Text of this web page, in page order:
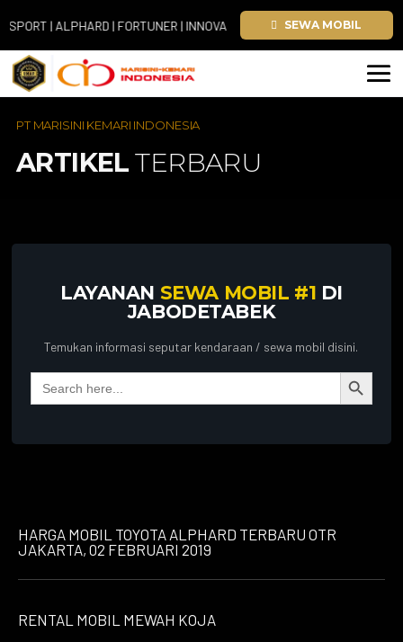
| ALPHARD | FORTUNER | INNOVA ZENIX | HIACESEWA MOBIL
PT MARISINI KEMARI INDONESIA
ARTIKEL TERBARU
LAYANAN SEWA MOBIL #1 DI
JABODETABEK
Temukan informasi seputar kendaraan / sewa mobil disini.
Search
for:
Search Button
HARGA MOBIL TOYOTA ALPHARD TERBARU OTR
JAKARTA, 02 FEBRUARI 2019
RENTAL MOBIL MEWAH KOJA